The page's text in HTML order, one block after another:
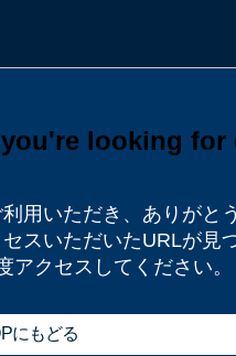
用いただき、 ありがと
スいただいたURLが見
アクセスしてください。
にもどる